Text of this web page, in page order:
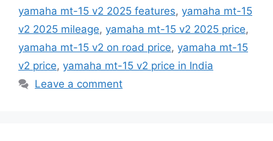
yamaha mt-15 v2 2025 features, yamaha mt-15
v2 2025 mileage, yamaha mt-15 v2 2025 price,
yamaha mt-15 v2 on road price, yamaha mt-15
v2 price, yamaha mt-15 v2 price in India
Leave a comment